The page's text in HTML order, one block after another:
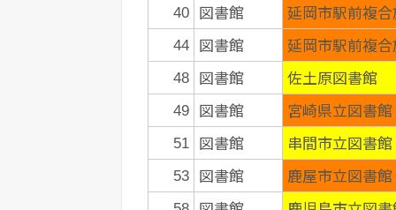
40 図書館 延岡市駅前複
44 図書館 延岡市駅前複
48 図書館 佐土原図書館
49 図書館 宮崎県立図書館
51 図書館 串間市立図書館
53 図書館 鹿屋市立図書館